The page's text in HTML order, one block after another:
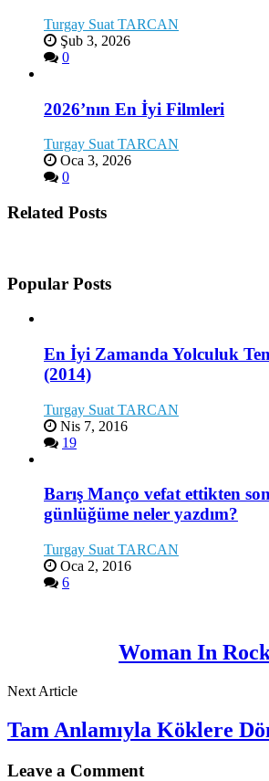
Turgay Suat TARCAN
Şub 3, 2026
0
2026’nın En İyi Filmleri
Turgay Suat TARCAN
Oca 3, 2026
0
Related Posts
Popular Posts
En İyi Zamanda Yolculuk
(2014)
Turgay Suat TARCAN
Nis 7, 2016
19
Barış Manço vefat ettikten
günlüğüme neler yazdım?
Turgay Suat TARCAN
Oca 2, 2016
6
Woman In
Next Article
Tam Anlamıyla Köklere
Leave a Comment